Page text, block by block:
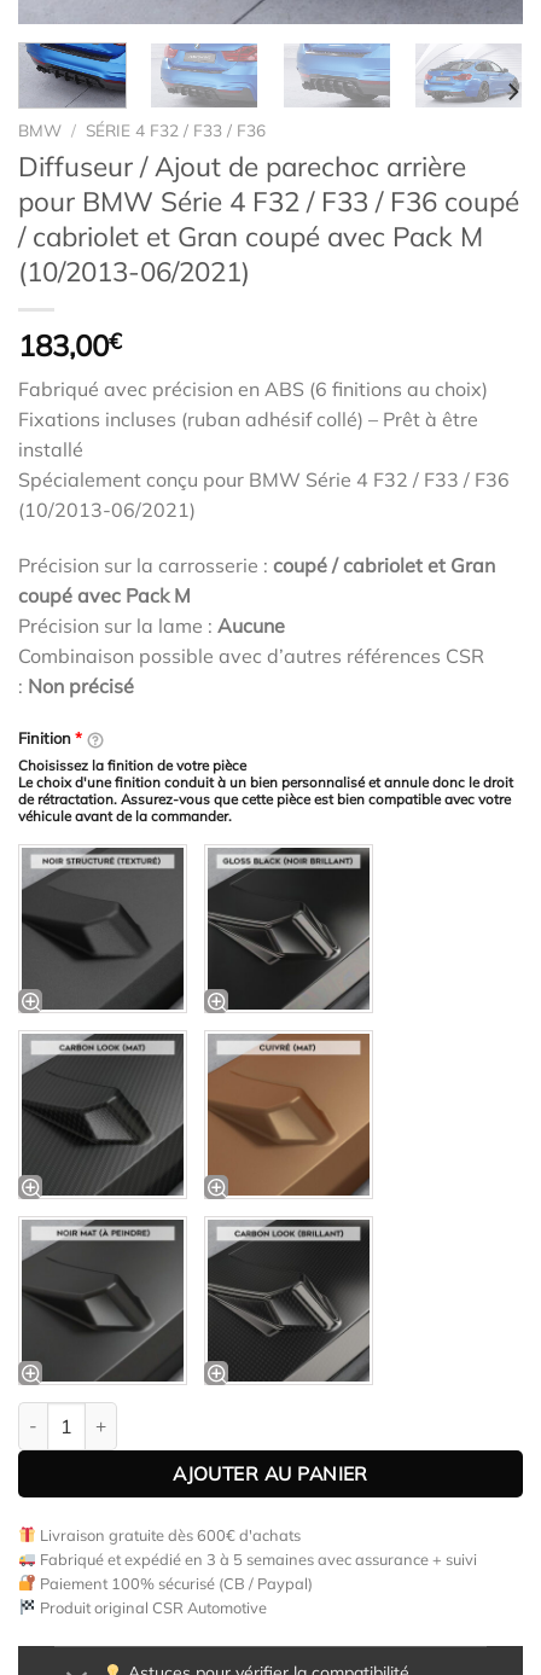
BMW / SÉRIE 4 F32 / F33 / F36
Diffuseur / Ajout de parechoc arrière
pour BMW Série 4 F32 / F33 / F36 coupé
/ cabriolet et Gran coupé avec Pack M
(10/2013-06/2021)
183,00€
Fabriqué avec précision en ABS (6 finitions au choix)
Fixations incluses (ruban adhésif collé) – Prêt à être
installé
Spécialement conçu pour BMW Série 4 F32 / F33 / F36
(10/2013-06/2021)
Précision sur la carrosserie : coupé / cabriolet et Gran
coupé avec Pack M
Précision sur la lame : Aucune
Combinaison possible avec d’autres références CSR
: Non précisé
Finition*
Choisissez la finition de votre pièce
Le choix d'une finition conduit à un bien personnalisé et annule donc le droit
de rétractation. Assurez-vous que cette pièce est bien compatible avec votre
véhicule avant de la commander.
quantité de Diffuseur / Ajout de parechoc arrière pour BMW
AJOUTER AU PANIER
Livraison gratuite dès 600€ d'achats
Fabriqué et expédié en 3 à 5 semaines avec assurance + suivi
Paiement 100% sécurisé (CB / Paypal)
Produit original CSR Automotive